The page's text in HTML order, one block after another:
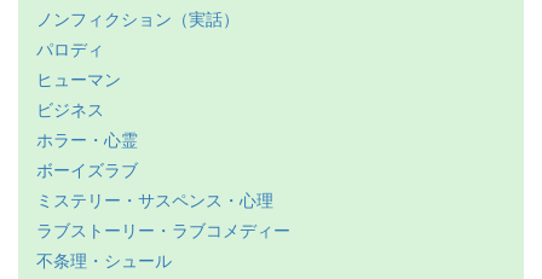
ノンフィクション（実話）
パロディ
ヒューマン
ビジネス
ホラー・心霊
ボーイズラブ
ミステリー・サスペンス・心理
ラブストーリー・ラブコメディー
不条理・シュール